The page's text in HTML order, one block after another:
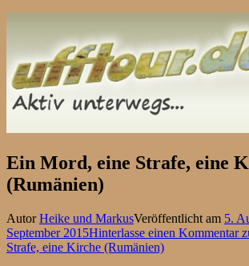
Ein Mord, eine Strafe, eine
(Rumänien)
AutorHeike und MarkusVeröffentlicht am 5.
September 2015Hinterlasse einen Kommentar
Strafe, eine Kirche (Rumänien)